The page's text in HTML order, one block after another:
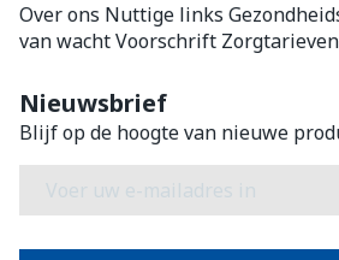
Over ons Nuttige links
van wachtVoorschrift Zorgtarieven
Nieuwsbrief
Blijf op de hoogte van nieuwe